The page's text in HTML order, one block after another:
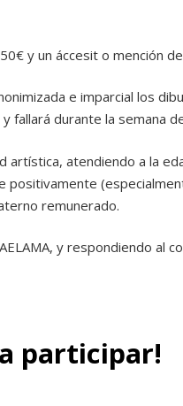
y un áccesit o mención
e imparcial los
durante la semana
artística, atendiendo a la
positivamente
remunerado.
y respondiendo al
participar!